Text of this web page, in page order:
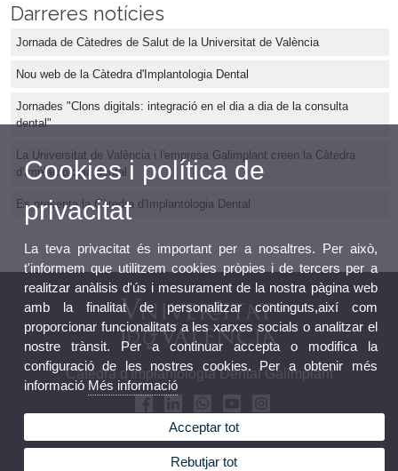
Darreres notícies
Jornada de Càtedres de Salut de la Universitat de València
Nou web de la Càtedra d'Implantologia Dental
Jornades "Clons digitals: integració en el dia a dia de la consulta
dental"
La Universitat de València i l'empresa Galimplant creen la Càtedra
d'Implantologia dental
Es presenta la Càtedra d'Implantologia Dental
Càtedra d'Implantologia Dental Galimplant
Cookies i política de
privacitat
La teva privacitat és important per a nosaltres. Per això,
t'informem que utilitzem cookies pròpies i de tercers per a
realitzar anàlisis d'ús i mesurament de la nostra pàgina web
amb la finalitat de personalitzar continguts,així com
proporcionar funcionalitats a les xarxes socials o analitzar el
nostre trànsit. Per a continuar accepta o modifica la
configuració de les nostres cookies. Per a obtenir més
informació Més informació
Acceptar tot
Rebutjar tot